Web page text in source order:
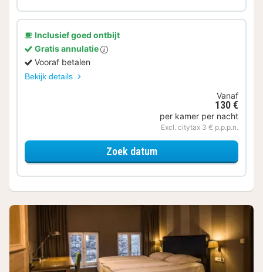
Inclusief goed ontbijt
Gratis annulatie
Vooraf betalen
Bekijk details
Vanaf
130 €
per kamer per nacht
Excl. citytax 3 € p.p.p.n.
Zoek datumvoor Superior kamer